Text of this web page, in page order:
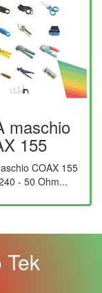
maschio
155
COAX 155
- 50 Ohm...
Tek